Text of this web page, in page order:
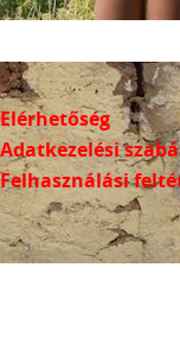
Elérhetőség
Adatkezelési
Felhasználási